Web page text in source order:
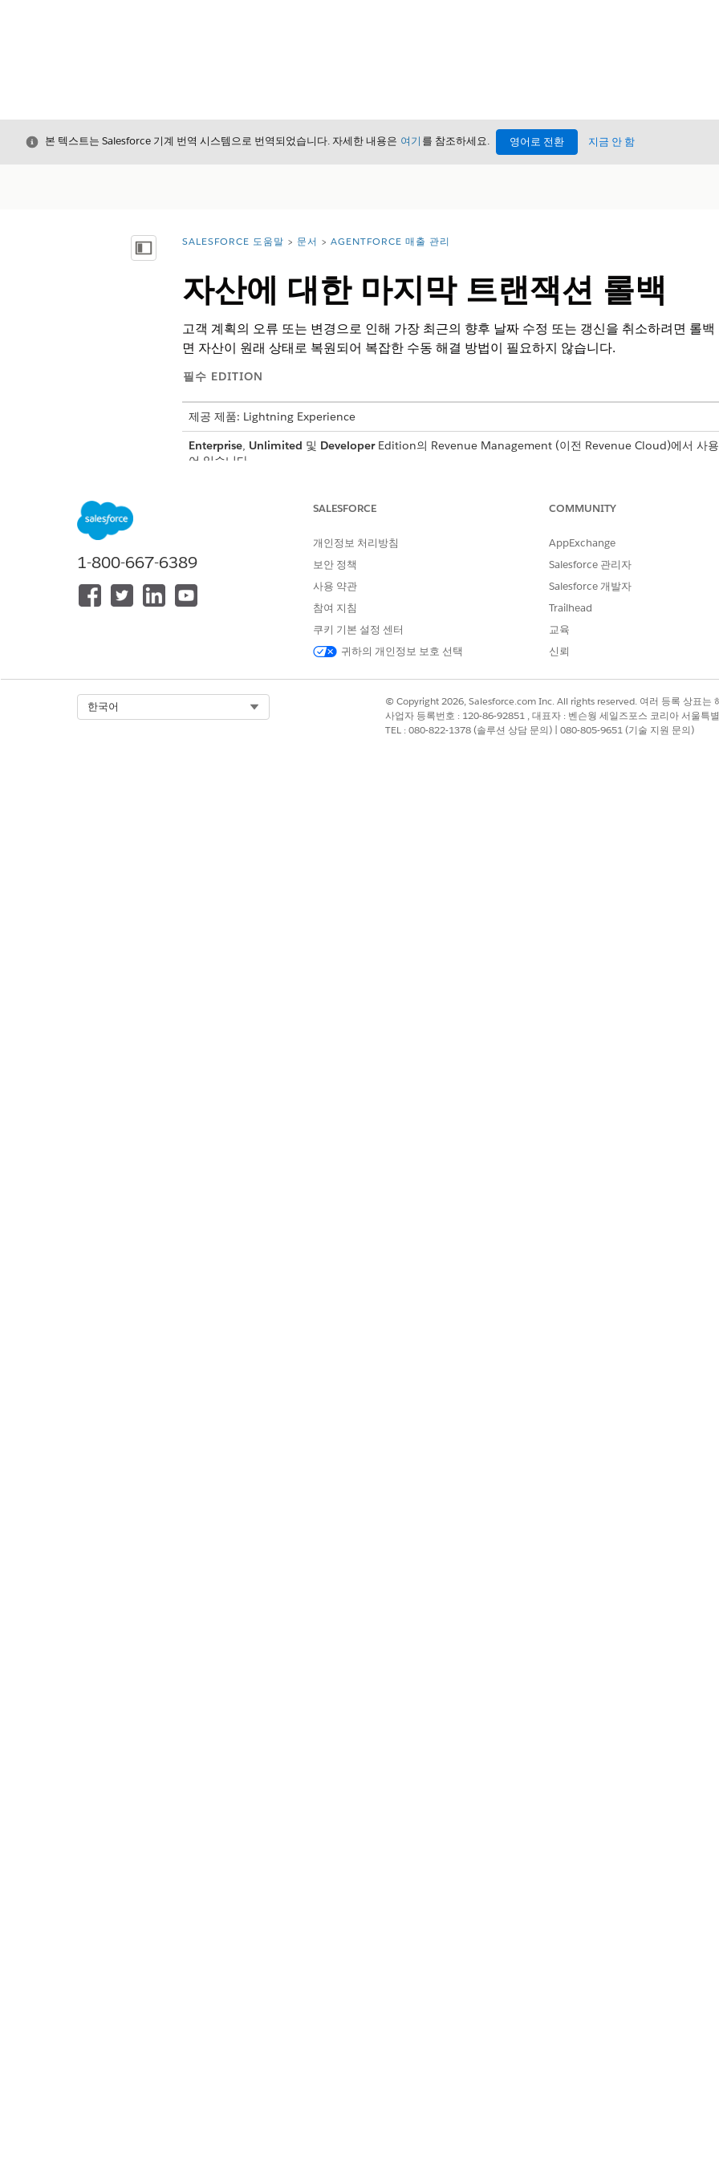
닫기본 텍스트는 Salesforce 기계 번역 시스템으로 번역되었습니다. 자세한 내용은 여기 를 참조하세요. 영어로 전환 지금 안 함
목차 표시 위치:
SALESFORCE 도움말 문서 AGENTFORCE 매출 관리
자산에 대한 마지막 트랜잭션 롤백
고객 계획의 오류 또는 변경으로 인해 가장 최근의 향후 날짜 수정 또는 갱신을 취소하려면 롤
면 자산이 원래 상태로 복원되어 복잡한 수동 해결 방법이 필요하지 않습니다.
필수 EDITION
제공 제품: Lightning Experience
Enterprise, Unlimited 및 DeveloperEdition의 Revenue Management (이전 Revenue Cloud)에서 사
어 있습니다.
롤백 기능은 반응 트랜잭션을 만들어 자산을 이전 상태로 되돌립니다. 이는 원장 스타일 접근
위해 모든 트랜잭션의 전체 내역을 유지합니다.
예를 들어 구독을 갱신하지만 먼저 수량 조정을 요구하는 경우 갱신을 롤백하고 수량을 수정한
자산이 포함된 계정 또는 계약 페이지로 이동합니다.
자산 탭의 관리형 자산 뷰어에서 트랜잭션 취소할 자산을 선택합니다.
할 수 없습니다.
생성된 롤백 견적 또는 주문을 활성화합니다.
새 견적서 또는 주문이 수정 작업 유형 및 롤백 하위 유형과 함께 표시됩니다.
1-800-667-6389
SALESFORCE
개인정보 처리방침
보안 정책
사용 약관
참여 지침
쿠키 기본 설정 센터
귀하의 개인정보 보호 선택
COMMUNITY
AppExchange
Salesforce 관리자
Salesforce 개발자
Trailhead
교육
신뢰
한국어
© Copyright 2026, Salesforce.com Inc. All rights reserved. 여러 등록 상표는
사업자 등록번호 : 120-86-92851 , 대표자 : 벤슨웡 세일즈포스 코리아 서울
TEL : 080-822-1378 (솔루션 상담 문의) | 080-805-9651 (기술 지원 문의)